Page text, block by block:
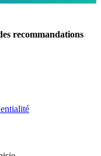
recommandations